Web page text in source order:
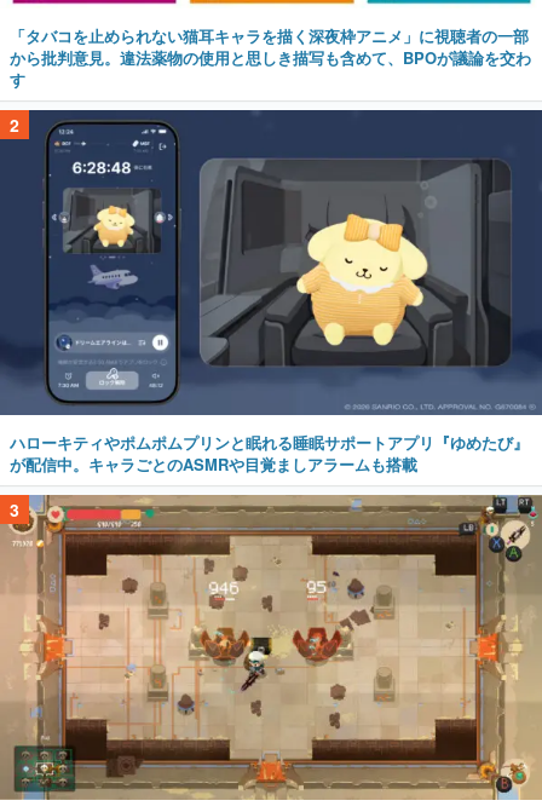
「タバコを止められない猫耳キャラを描く深夜枠アニメ」に視聴者の一部
から批判意見。違法薬物の使用と思しき描写も含めて、BPOが議論を交わ
す
2
ハローキティやポムポムプリンと眠れる睡眠サポートアプリ『ゆめたび』
が配信中。キャラごとのASMRや目覚ましアラームも搭載
3